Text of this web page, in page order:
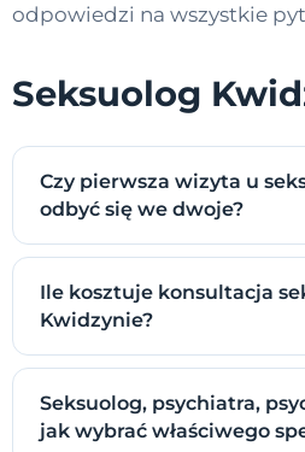
odpowiedzi na wszystkie
Seksuolog
Czy pierwsza wizyta u
odbyć się we dwoje?
Ile kosztuje konsultacja
Kwidzynie?
Seksuolog, psychiatra,
jak wybrać właściwego